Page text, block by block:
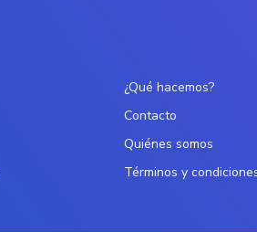
¿Qué hacemos?
Contacto
Quiénes somos
Términos y